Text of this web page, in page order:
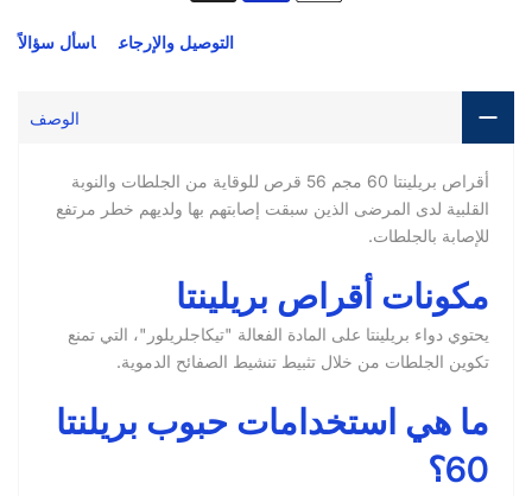
التوصيل والإرجاع اسأل سؤالاً
الوصف
أقراص بريلينتا 60 مجم 56 قرص للوقاية من الجلطات والنوبة
القلبية لدى المرضى الذين سبقت إصابتهم بها ولديهم خطر مرتفع
للإصابة بالجلطات.
مكونات أقراص بريلينتا
يحتوي دواء بريلينتا على المادة الفعالة "تيكاجلريلور"، التي تمنع
تكوين الجلطات من خلال تثبيط تنشيط الصفائح الدموية.
ما هي استخدامات حبوب بريلنتا
60؟